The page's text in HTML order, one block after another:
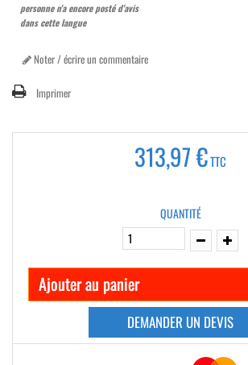
personne n'a encore posté d'avis
dans cette langue
Noter / écrire un commentaire
Imprimer
313,97 €TTC
QUANTITÉ
Ajouter au panier
DEMANDER UN DEVIS